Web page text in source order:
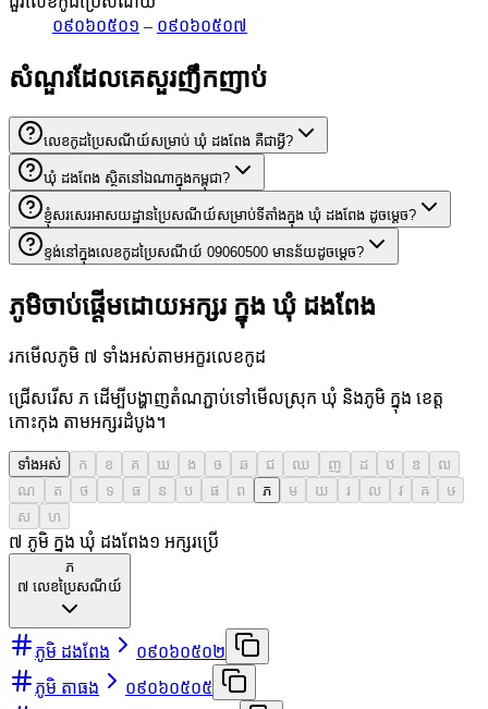
០៩០៦០៥០១ – ០៩០៦០៥០៧
សំណួរដែលគេសួរញឹកញាប់
លេខកូដប្រៃសណីយ៍សម្រាប់ ឃុំ ដងពែង គឺជាអ្វី?
ឃុំ ដងពែង ស្ថិតនៅឯណាក្នុងកម្ពុជា?
ខ្ញុំសរសេរអាសយដ្ឋានប្រៃសណីយ៍សម្រាប់ទីតាំងក្នុង ឃុំ ដងពែង ដូចម្តេច?
ខ្ទង់នៅក្នុងលេខកូដប្រៃសណីយ៍ 09060500 មានន័យដូចម្តេច?
ភូមិចាប់ផ្តើមដោយអក្សរ ក្នុង ឃុំ ដងពែង
រកមើលភូមិ ៧ ទាំងអស់តាមអក្ខរលេខកូដ
ជ្រើសរើស ភ ដើម្បីបង្ហាញតំណភ្ជាប់ទៅមើលស្រុក ឃុំ និងភូមិ ក្នុង ខេត្ត
កោះកុង តាមអក្សរដំបូង។
ទាំងអស់ ក ខ គ ឃ ង ច ឆ ជ ឈ ញ ដ ឋ ឌ
ឍ
ណ
ត ថ ទ ធ ន ប ផ ព ភ ម យ រ ល វ ឝ
ឞ
ស
ហ
៧ ភូមិ ក្នុង ឃុំ ដងពែង១ អក្សរប្រើ
ភ
៧ លេខប្រៃសណីយ៍
ភូមិ ដងពែង
០៩០៦០៥០២
ភូមិ តាធង
០៩០៦០៥០៥